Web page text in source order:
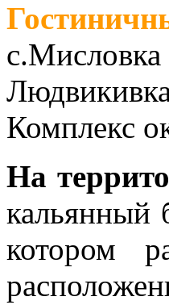
Комплекс
На
кальянный
котором